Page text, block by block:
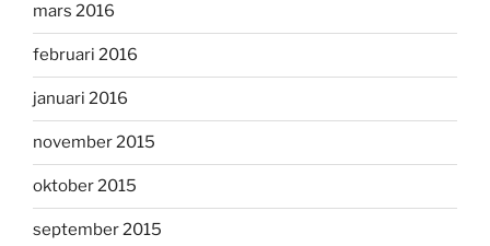
mars 2016
februari 2016
januari 2016
november 2015
oktober 2015
september 2015